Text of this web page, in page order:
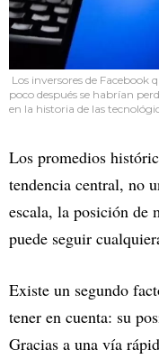
Los inversores de Facebook
poco después se habrían
en la historia de las
Los promedios
tendencia central, no
escala, la posición de
puede seguir
Existe un segundo
tener en cuenta: su
Gracias a una vía